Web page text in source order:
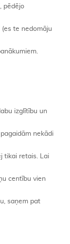
pēdējo
(es te nedomāju
izglītību un
nekādi
tikai retais. Lai
centību vien
saņem pat